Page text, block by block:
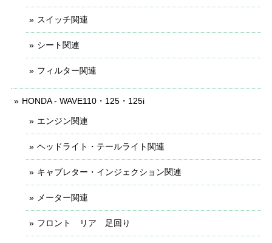
スイッチ関連
シート関連
フィルター関連
HONDA - WAVE110・125・125i
エンジン関連
ヘッドライト・テールライト関連
キャブレター・インジェクション関連
メーター関連
フロント リア 足回り